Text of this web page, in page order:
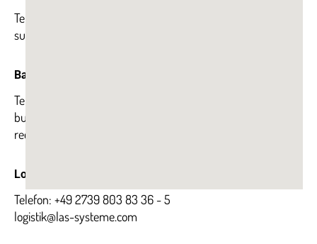
Telefon: +49 2739 803 83 36 - 3
support@las-systeme.com
Backoffice | Buchhaltung
Telefon: +49 2739 803 83 36 - 4
buha@las-systeme.com
rechnung@las-systeme.com
Logistik
Telefon: +49 2739 803 83 36 - 5
logistik@las-systeme.com